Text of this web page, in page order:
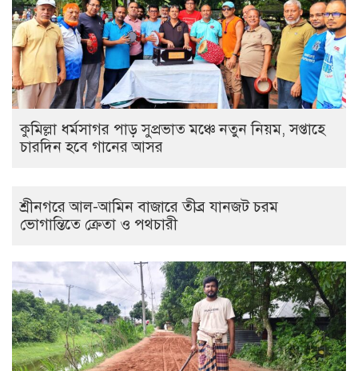
কুমিল্লা ধর্মসাগর পাড় সুপ্রভাত মঞ্চে নতুন নিয়ম, সপ্তাহে
চারদিন হবে গানের আসর
শ্রীনগরে আল-আমিন বাজারে তীব্র যানজট চরম
ভোগান্তিতে ক্রেতা ও পথচারী